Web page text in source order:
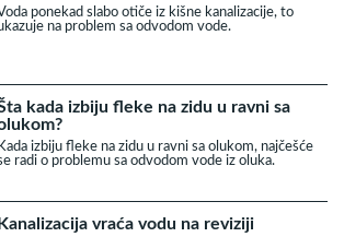
ponekad slabo otiče iz kišne kanalizacije, to
na problem sa odvodom vode.
kada izbiju fleke na zidu u ravni sa
Kada izbiju fleke na zidu u ravni sa olukom, najčešće
radi o problemu sa odvodom vode iz oluka.
Kanalizacija vraća vodu na reviziji